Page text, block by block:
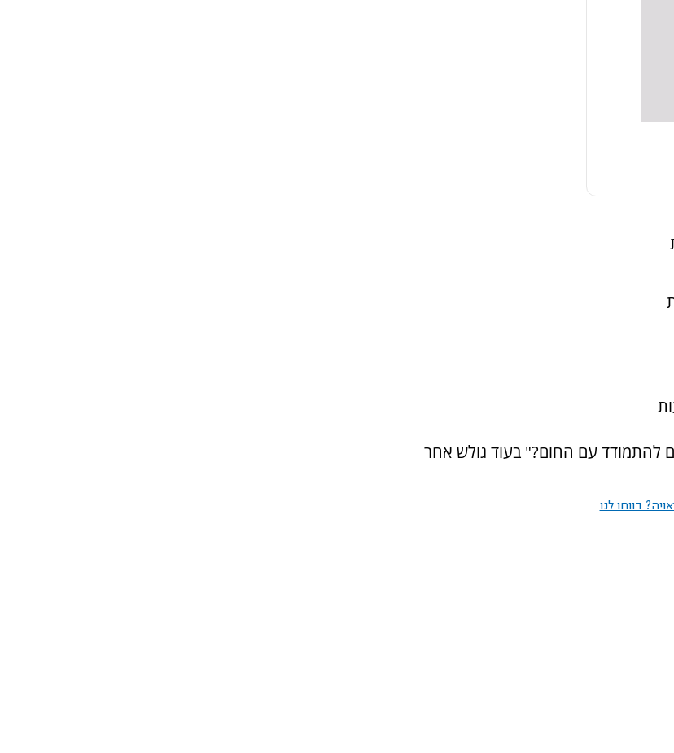
בשעות
עם החום?" בעוד גולש אחר
דווחו לנו